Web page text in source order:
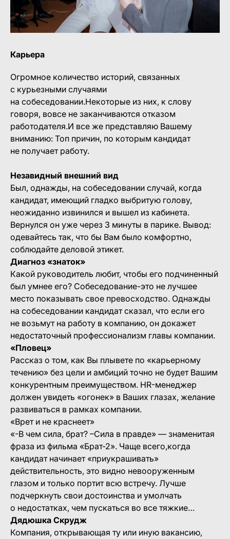
Карьера
Огромное количество историй, связанных
с курьезными случаями
на собеседовании.Некоторые из них, к слову
говоря, вовсе не заканчиваются отказом
работодателя.И все же представляю Вашему
вниманию: Топ причин, по которым кандидат
не получает работу.
Незавидный внешний вид
Был, однажды, на собеседовании случай, когда
кандидат, имеющий гладко выбритую голову,
неожиданно извинился и вышел из кабинета.
Вернулся он уже через 3 минуты в парике. Вывод:
одевайтесь так, что бы Вам было комфортно,
соблюдайте деловой этикет.
Диагноз «знаток»
Какой руководитель любит, чтобы его подчиненный
был умнее его? Собеседование-это не лучшее
место показывать свое превосходство. Однажды
на собеседовании кандидат сказал, что если его
не возьмут на работу в компанию, он докажет
недостаточный профессионализм главы компании.
«Пловец»
Рассказ о том, как Вы плывете по «карьерному
течению» без цели и амбиций точно не будет Вашим
конкурентным преимуществом. HR-менеджер
должен увидеть «огонек» в Ваших глазах, желание
развиваться в рамках компании.
«Врет и не краснеет»
«-В чем сила, брат? –Сила в правде» — знаменитая
фраза из фильма «Брат-2». Чаще всего,когда
кандидат начинает «приукрашивать»
действительность, это видно невооруженным
глазом и только портит всю встречу. Лучше
подчеркнуть свои достоинства и умолчать
о недостатках, чем пускаться во все тяжкие…
Дядюшка Скрудж
Компания, открывающая ту или иную вакансию,